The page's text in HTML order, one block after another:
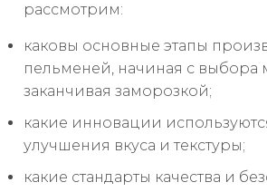
рассмотрим:
каковы основные этапы
пельменей, начиная с выбора
заканчивая заморозкой;
какие инновации
улучшения вкуса и текстуры;
какие стандарты качества и